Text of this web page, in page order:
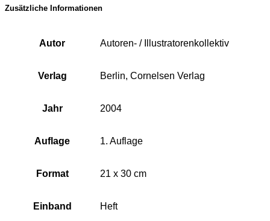
Zusätzliche Informationen
Autor Autoren- / Illustratorenkollektiv
Verlag Berlin, Cornelsen Verlag
Jahr 2004
Auflage 1. Auflage
Format 21 x 30 cm
Einband Heft